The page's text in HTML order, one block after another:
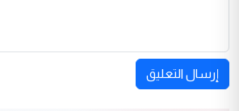
إرسال التعليق